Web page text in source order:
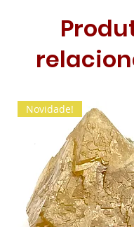
Novidade!